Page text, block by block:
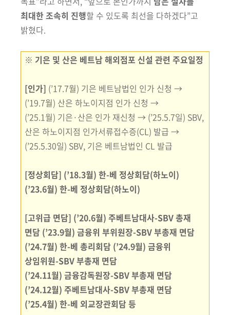
최대한 조속히 진행할 수 있도록 최선을 다하겠다”고
밝혔다.
※ 기은 및 산은 베트남 해외점포 신설 관련 주요일정
[인가] (’17.7월) 기은 베트남법인 인가 신청 →
(’19.7월) 산은 하노이지점 인가 신청 →
(’25.1월) 기은·산은 인가 재신청 → (’25.5.7일) SBV,
산은 하노이지점 인가서류접수증(CL) 발급 →
(’25.5.30일) SBV, 기은 베트남법인 CL 발급
[정상회담] (’18.3월) 한-베 정상회담(하노이)
(’23.6월) 한-베 정상회담(하노이)
[고위급 면담] (’20.6월) 주베트남대사-SBV 총재
면담 (’23.9월) 금융위 부위원장-SBV 부총재 면담
(’24.7월) 한-베 총리회담 (’24.9월) 금융위
상임위원-SBV 부총재 면담
(’24.11월) 금융감독원장-SBV 부총재 면담
(’24.12월) 주베트남대사-SBV 부총재 면담
(’25.4월) 한-베 외교장관회담 등